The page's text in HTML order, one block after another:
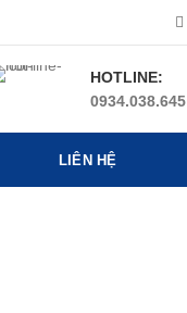
HOTLINE:
0934.038.645
LIÊN HỆ